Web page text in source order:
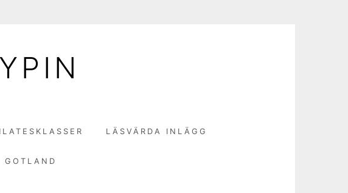
LÄSVÄRDA INLÄGG
GOTLAND